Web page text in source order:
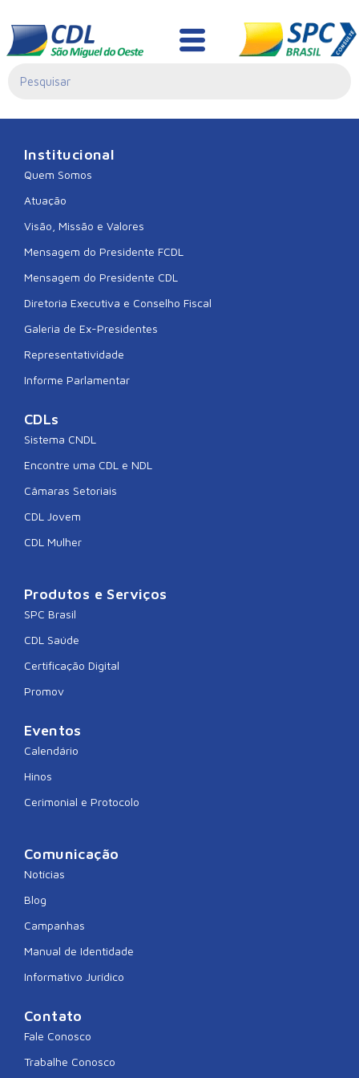
CDL SAUDADES
Institucional
Quem Somos
Atuação
Visão, Missão e Valores
Mensagem do Presidente FCDL
Mensagem do Presidente CDL
Diretoria Executiva e Conselho Fiscal
Galeria de Ex-Presidentes
Representatividade
Informe Parlamentar
CDLs
Sistema CNDL
Encontre uma CDL e NDL
Câmaras Setoriais
CDL Jovem
CDL Mulher
Produtos e Serviços
SPC Brasil
CDL Saúde
Certificação Digital
Promov
Eventos
Calendário
Hinos
Cerimonial e Protocolo
Comunicação
Notícias
Blog
Campanhas
Manual de Identidade
Informativo Jurídico
Contato
Fale Conosco
Trabalhe Conosco